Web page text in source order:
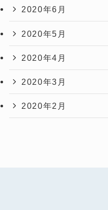
2020年6月
2020年5月
2020年4月
2020年3月
2020年2月